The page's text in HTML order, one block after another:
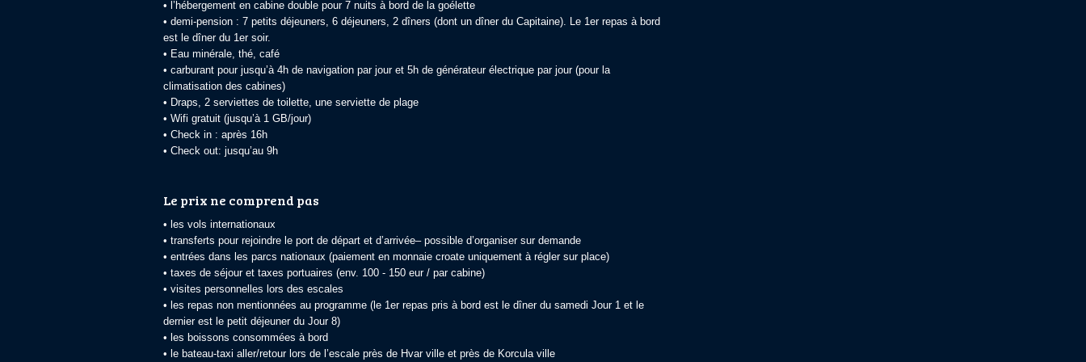
• l’hébergement en cabine double pour 7 nuits à bord de la goélette
• demi-pension : 7 petits déjeuners, 6 déjeuners, 2 dîners (dont un dîner du Capitaine). Le 1er repas à bord
est le dîner du 1er soir.
• Eau minérale, thé, café
• carburant pour jusqu’à 4h de navigation par jour et 5h de générateur électrique par jour (pour la
climatisation des cabines)
• Draps, 2 serviettes de toilette, une serviette de plage
• Wifi gratuit (jusqu’à 1 GB/jour)
• Check in : après 16h
• Check out: jusqu’au 9h
Le prix ne comprend pas
• les vols internationaux
• transferts pour rejoindre le port de départ et d’arrivée– possible d’organiser sur demande
• entrées dans les parcs nationaux (paiement en monnaie croate uniquement à régler sur place)
• taxes de séjour et taxes portuaires (env. 100 - 150 eur / par cabine)
• visites personnelles lors des escales
• les repas non mentionnées au programme (le 1er repas pris à bord est le dîner du samedi Jour 1 et le
dernier est le petit déjeuner du Jour 8)
• les boissons consommées à bord
• le bateau-taxi aller/retour lors de l’escale près de Hvar ville et près de Korcula ville